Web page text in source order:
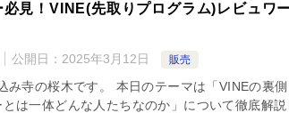
必見！VINE(先取りプログラム)レビュワ
公開日： 2025年3月12日 販売
み寺の桜木です。 本日のテーマは「VINEの裏
は一体どんな人たちなのか」について徹底解説